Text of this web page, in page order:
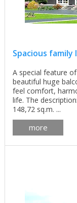
Spacious family
A special feature
beautiful huge
feel comfort,
life. The
148,72 sq.m. ...
more